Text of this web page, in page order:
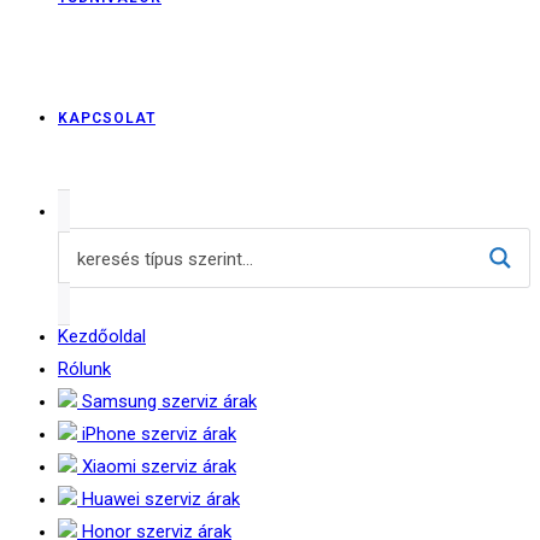
KAPCSOLAT
Kezdőoldal
Rólunk
Samsung szerviz árak
iPhone szerviz árak
Xiaomi szerviz árak
Huawei szerviz árak
Honor szerviz árak